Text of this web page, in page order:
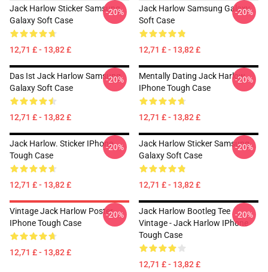
Jack Harlow Sticker Samsung
Galaxy Soft Case
12,71 £ - 13,82 £
-20%
Jack Harlow Samsung Galaxy
Soft Case
12,71 £ - 13,82 £
-20%
Das Ist Jack Harlow Samsung
Galaxy Soft Case
12,71 £ - 13,82 £
-20%
Mentally Dating Jack Harlow
IPhone Tough Case
12,71 £ - 13,82 £
-20%
Jack Harlow. Sticker IPhone
Tough Case
12,71 £ - 13,82 £
-20%
Jack Harlow Sticker Samsung
Galaxy Soft Case
12,71 £ - 13,82 £
-20%
Vintage Jack Harlow Poster
IPhone Tough Case
12,71 £ - 13,82 £
-20%
Jack Harlow Bootleg Tee
Vintage - Jack Harlow IPhone
Tough Case
12,71 £ - 13,82 £
-20%